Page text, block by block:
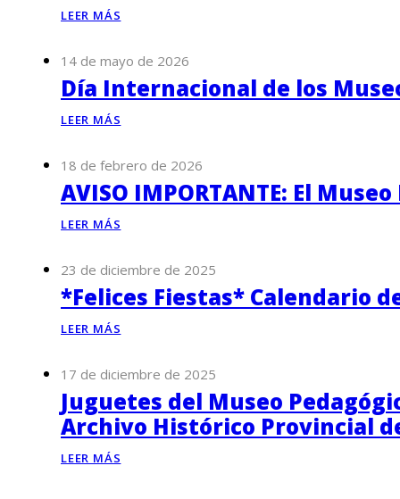
LEER MÁS
14 de mayo de 2026
Día Internacional de los
LEER MÁS
18 de febrero de 2026
AVISO IMPORTANTE: El
LEER MÁS
23 de diciembre de 2025
*Felices Fiestas* Calendario
LEER MÁS
17 de diciembre de 2025
Juguetes del Museo
Archivo Histórico Provincial
LEER MÁS